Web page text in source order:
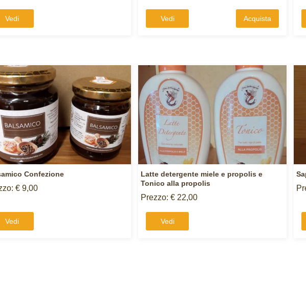
Vedi Vedi Acquista
Confezione
€ 9,00
Vedi
Latte detergente miele e propolis e
Tonico alla propolis
Prezzo: € 22,00
Vedi